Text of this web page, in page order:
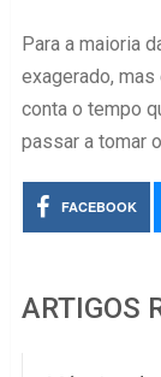
Para a maioria
exagerado,
conta o tempo
passar a tomar
FACEBOOK
ARTIGOS